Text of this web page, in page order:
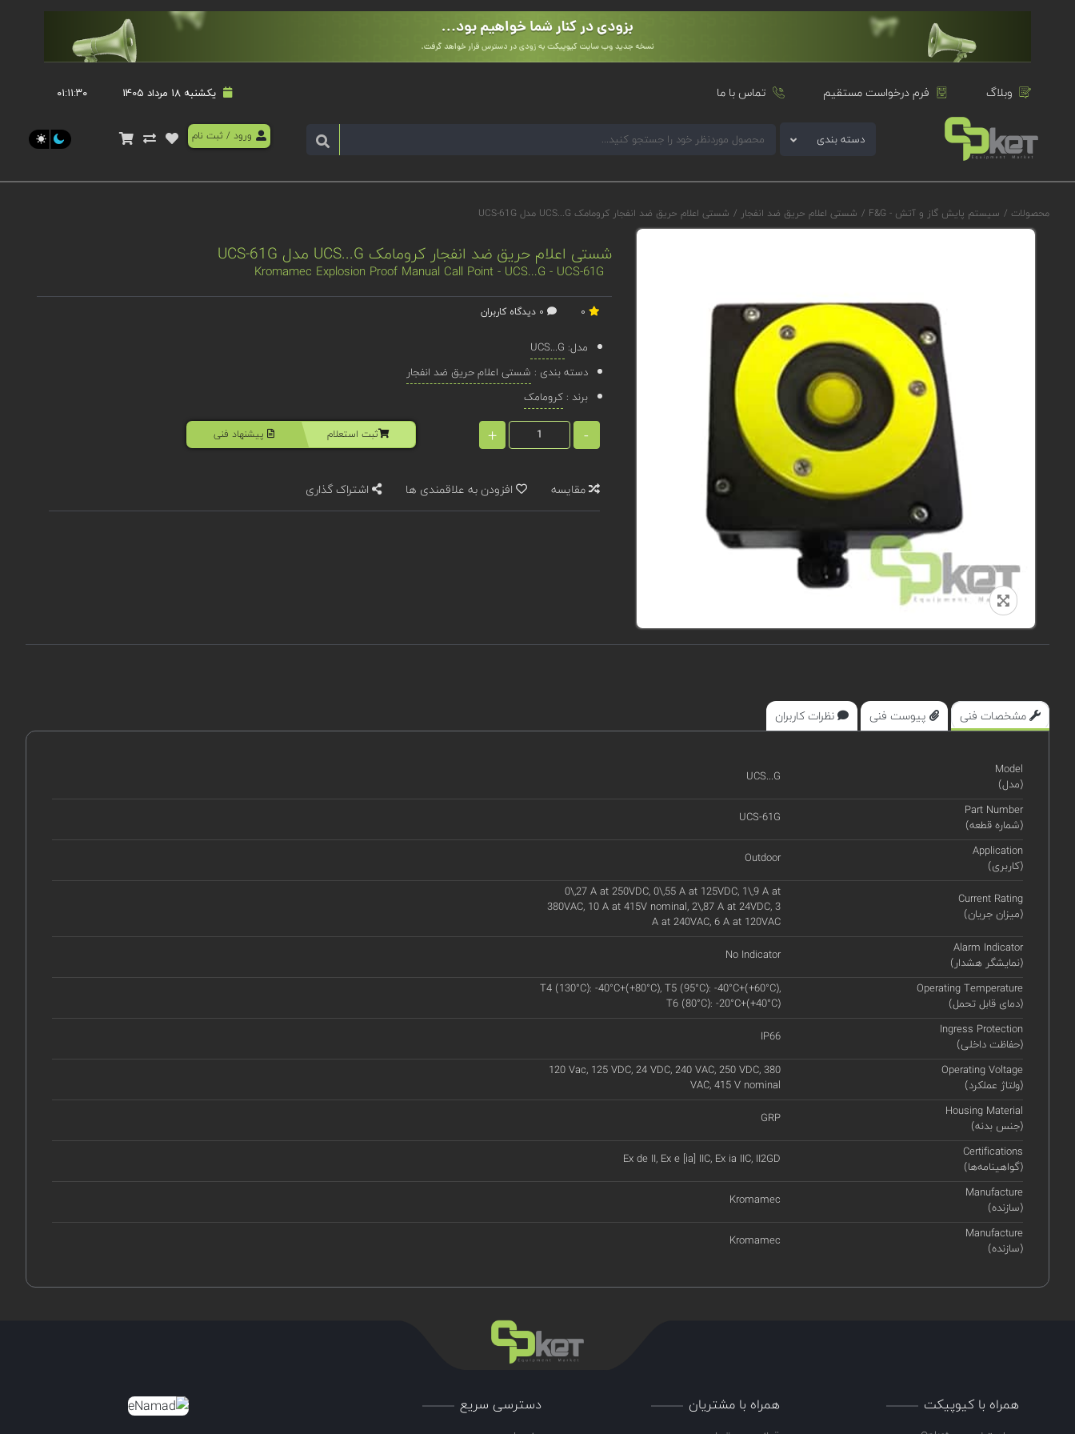
وبلاگ فرم درخواست مستقیم تماس با ما یکشنبه 18 مرداد 1405 ۰۱:۱۱:۳۰
دسته بندی ورود / ثبت نام
محصولات / سیستم پایش گاز و آتش - F&G / شستی اعلام حریق ضد انفجار / شستی اعلام حریق ضد انفجار کرومامک UCS...G مدل UCS-61G
شستی اعلام حریق ضد انفجار کرومامک UCS...G مدل UCS-61G
Kromamec Explosion Proof Manual Call Point - UCS...G - UCS-61G
مدل: UCS...G
دسته بندی : شستی اعلام حریق ضد انفجار
برند :کرومامک
-
+ ثبت استعلام پیشنهاد فنی
مقایسه افزودن به علاقمندی ها اشتراک گذاری
مشخصات فنی پیوست فنی نظرات کاربران
Model
(مدل)
UCS...G
Part Number
(شماره قطعه)
UCS-61G
Application
(کاربری)
Outdoor
Current Rating
(میزان جریان)
0\,27 A at 250VDC, 0\,55 A at 125VDC, 1\,9 A at
380VAC, 10 A at 415V nominal, 2\,87 A at 24VDC, 3
A at 240VAC, 6 A at 120VAC
Alarm Indicator
(نمایشگر هشدار)
No Indicator
Operating Temperature
(دمای قابل تحمل)
T4 (130°C): -40°C+(+80°C), T5 (95°C): -40°C+(+60°C),
T6 (80°C): -20°C+(+40°C)
Ingress Protection
(حفاظت داخلی)
IP66
Operating Voltage
(ولتاژ عملکرد)
120 Vac, 125 VDC, 24 VDC, 240 VAC, 250 VDC, 380
VAC, 415 V nominal
Housing Material
(جنس بدنه)
GRP
Certifications
(گواهینامه‌ها)
Ex de II, Ex e [ia] IIC, Ex ia IIC, II2GD
Manufacture
(سازنده)
Kromamec
Manufacture
(سازنده)
Kromamec
همراه با کیوپیکت همراه با مشتریان دسترسی سریع